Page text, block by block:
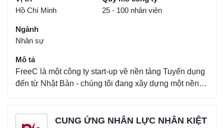
Hồ Chí Minh
25 - 100 nhân viên
Ngành
Nhân sự
Mô tả
FreeC là một công ty start-up về nền tảng Tuyển dụng
đến từ Nhật Bản - chúng tôi đang xây dựng một nền
kiếm những tài năng có chung mục tiêu và ph...
CUNG ỨNG NHÂN LỰC NHÂN KIỆT